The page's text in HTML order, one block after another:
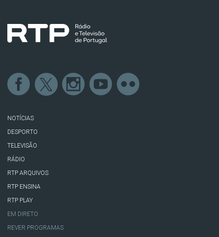
NOTÍCIAS
DESPORTO
TELEVISÃO
RÁDIO
RTP ARQUIVOS
RTP ENSINA
RTP PLAY
EM DIRETO
REVER PROGRAMAS